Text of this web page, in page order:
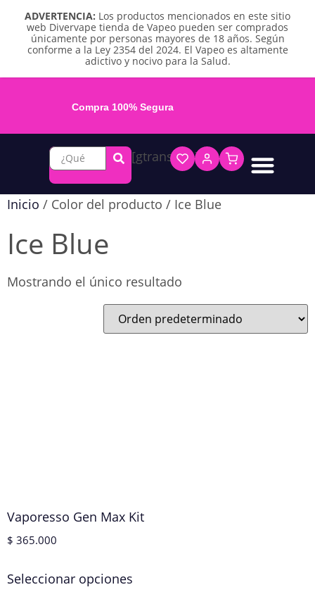
ADVERTENCIA: Los productos mencionados en este sitio
web Divervape tienda de Vapeo pueden ser comprados
únicamente por personas mayores de 18 años. Según
conforme a la Ley 2354 del 2024. El Vapeo es altamente
adictivo y nocivo para la Salud.
Compra 100% Segura
[gtranslate]
Inicio / Color del producto / Ice Blue
Ice Blue
Mostrando el único resultado
Vaporesso Gen Max Kit
$ 365.000
Seleccionar opciones